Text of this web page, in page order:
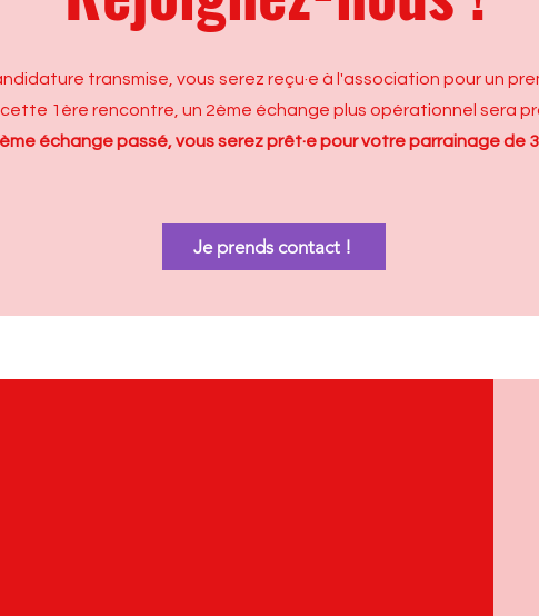
transmise, vous serez reçu·e à l'association pour un
1ère rencontre, un 2ème échange plus opérationnel sera
échange passé, vous serez prêt·e pour votre parrainage de 3
Je prends contact !